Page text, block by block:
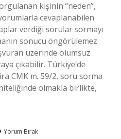
kişinin “neden”,
cevaplanabilen
verdiği sorular sormayı
sonucu öngörülemez
üzerinde olumsuz
çıkabilir. Türkiye’de
CMK m. 59/2, soru sorma
olmakla birlikte,
Yorum Bırak